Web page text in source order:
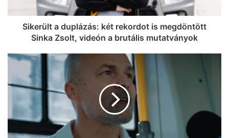
Sikerült a duplázás: két rekordot is megdöntött
Sinka Zsolt, videón a brutális mutatványok